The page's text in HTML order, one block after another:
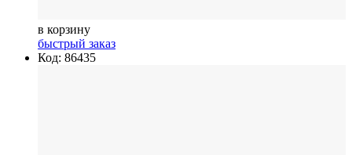
в корзину
быстрый заказ
Код: 86435